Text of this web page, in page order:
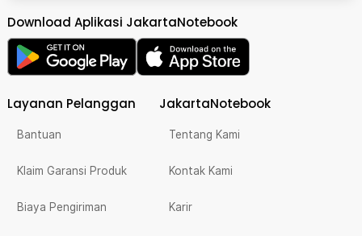
Download Aplikasi JakartaNotebook
Layanan Pelanggan
Bantuan
Klaim Garansi Produk
Biaya Pengiriman
JakartaNotebook
Tentang Kami
Kontak Kami
Karir